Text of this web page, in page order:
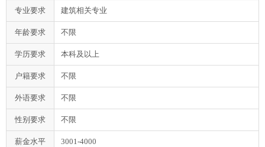
专业要求 建筑相关专业
年龄要求 不限
学历要求 本科及以上
户籍要求 不限
外语要求 不限
性别要求 不限
薪金水平 3001-4000